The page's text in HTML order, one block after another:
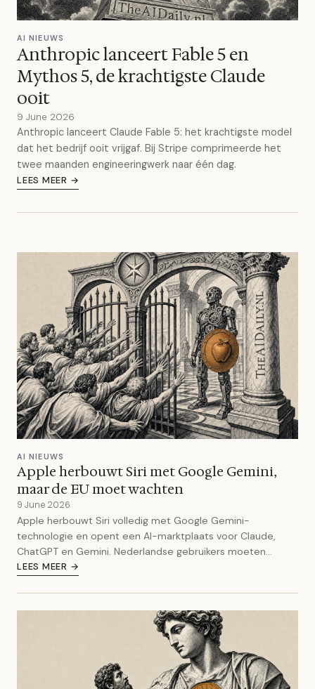
AI NIEUWS
Anthropic lanceert Fable 5 en
Mythos 5, de krachtigste Claude
ooit
9 June 2026
Anthropic lanceert Claude Fable 5: het krachtigste model
dat het bedrijf ooit vrijgaf. Bij Stripe comprimeerde het
twee maanden engineeringwerk naar één dag.
LEES MEER →
AI NIEUWS
Apple herbouwt Siri met Google Gemini,
maar de EU moet wachten
9 June 2026
Apple herbouwt Siri volledig met Google Gemini-
technologie en opent een AI-marktplaats voor Claude,
ChatGPT en Gemini. Nederlandse gebruikers moeten
wachten.
LEES MEER →